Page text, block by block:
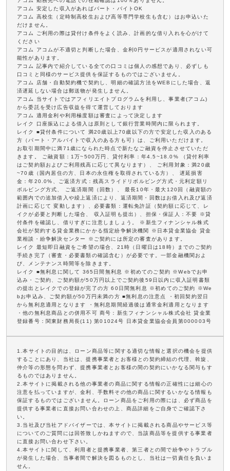
アコム 安定した収入があればパート・バイトOK
アコム 高校生（定時制高校生および高等専門学校生も含む）はお申込いた
だけません。
アコム ご利用の際は貸付け条件をよく読み、計画的な借り入れを心がけて
ください
アコム アコムが不適切と判断した場合、金利0円サービスが適用されない可
能性があります。
アコム 記事内で紹介している全ての口コミは個人の感想であり、必ずしも
口コミと同様のサービス提供を保証するものではございません。
アコム 店舗・自動契約機で契約し、明細の確認方法をWEBにした場合、返
済遅延しない場合は郵送物が発生しません。
アコム 当サイトではアフィリエイトプログラムを利用し、事業者(アコム)
から委託を受け広告収益を得て運営しております
アコム 適用金利や利用極度額は審査によって決定します
レイク 口座振込による借入は原則として銀行営業時間内に限られます。
レイク ■貸付条件について 満20歳以上70歳以下の方で安定した収入のある
方（パート・アルバイトで収入のある方も可）は、ご利用いただけます。
お取引期間中に満71歳になられた時点で新たなご融資を停止させていただ
きます。 ご融資額：1万~500万円、貸付利率：年4.5~18.0% （貸付利率
はご契約額およびご利用残高に応じて異なります）、 ご利用対象：満20歳
~70歳（国内居住の方、日本の永住権を取得されている方）、 遅延損害
金：年20.0%、ご返済方式：残高スライドリボルビング方式・元利定額リ
ボルビング方式、 ご返済期間（回数）、 最長10年・最大120回（融資額の
範囲内での追加借入や繰上返済により、返済期間・回数はお借入れ及び返済
計画に応じて 変動します）、必要書類：運転免許証（契約額に応じて、レ
イクが必要と判断した場合、 収入証明も提出）、担保・保証人：不要 ※貸
付条件を確認し、借りすぎに注意しましょう。 ※新生フィナンシャル株式
会社が契約する貸金業務にかかる指定紛争解決機関 ※日本貸金業協会 貸金
業相談・紛争解決センター ※ご契約には所定の審査があります。
レイク 最短即日融資をご希望の場合、21時（日曜日は18時）までのご契約
手続き完了（審査・必要書類の確認含む）が必要です。一部金融機関およ
び、メンテナンス時間等を除きます。
レイク ■無利息に関して 365日間無利息 ※初めてのご契約 ※Webでお申
込み・ご契約、ご契約額が50万円以上でご契約後59日以内に収入証明書類
の提出とレイクでの登録が完了の方 60日間無利息 ※初めてのご契約 ※We
bお申込み、ご契約額が50万円未満の方 ■無利息の注意点 ・初回契約翌日
から無利息適用となります ・無利息期間経過後は通常金利適用となります
・他の無利息商品との併用不可 商号：新生フィナンシャル株式会社 貸金業
登録番号：関東財務局長(11) 第01024号 日本貸金業協会会員第000003号
1.本サイトの目的は、ローン商品等に関する適切な情報と選択の機会を提供
することにあり、当社は、提携事業者とお客様との契約締結の代理、斡旋、
仲介等の形態を問わず、提携事業者とお客様の間の契約にいかなる関与もす
るものではありません。
2.本サイトに掲載される他の事業者の商品に関する情報の正確性には細心の
注意を払っていますが、金利、手数料その他の商品に関するいかなる情報も
保証するものではございません。ローン商品をご利用の際には、必ず商品を
提供する事業者に直接お問い合わせの上、商品詳細をご自身でご確認下さ
い。
3.当社及び当社アドバイザーでは、本サイトに掲載される商品やサービス等
についてのご質問には回答致しかねますので、当該商品等を提供する事業者
に直接お問い合わせ下さい。
4.本サイトに関して、利用者と提携事業者、第三者との間で紛争やトラブル
が発生した場合、当事者間で解決を図るものとし、当社は一切責任を負いま
せん。